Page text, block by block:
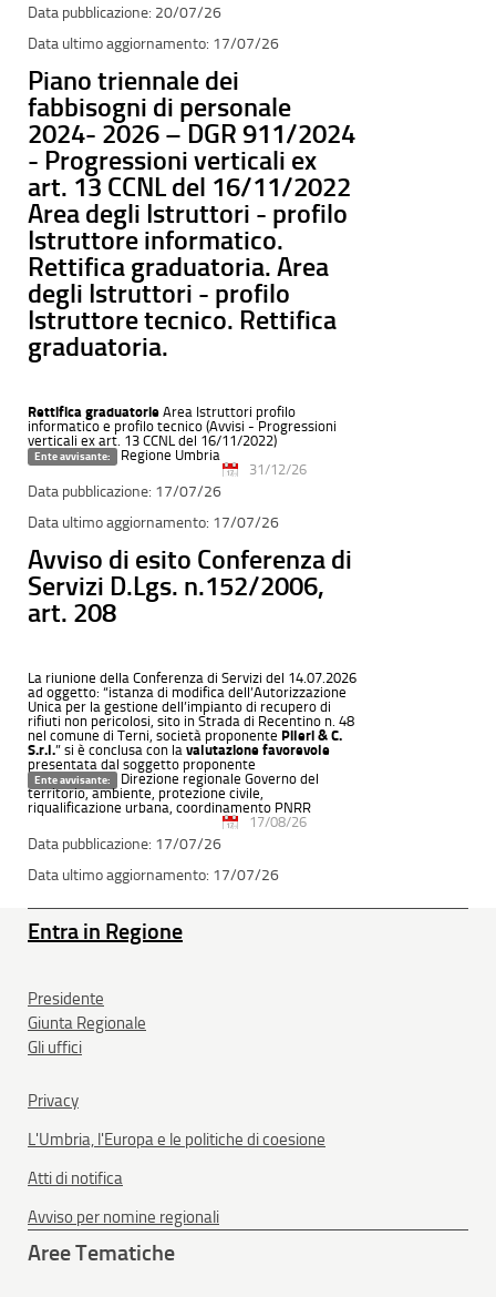
20/07/26
17/07/26
Piano triennale dei
fabbisogni di personale
2024- 2026 – DGR 911/2024
- Progressioni verticali ex
art. 13 CCNL del 16/11/2022
Area degli Istruttori - profilo
Istruttore informatico.
Rettifica graduatoria. Area
degli Istruttori - profilo
Istruttore tecnico. Rettifica
graduatoria.
Rettifica graduatorie Area Istruttori profilo
informatico e profilo tecnico (Avvisi - Progressioni
verticali ex art. 13 CCNL del 16/11/2022)
Ente avvisante: Regione Umbria
17/07/26
31/12/26
17/07/26
Avviso di esito Conferenza di
Servizi D.Lgs. n.152/2006,
art. 208
La riunione della Conferenza di Servizi del 14.07.2026
ad oggetto: “istanza di modifica dell’Autorizzazione
Unica per la gestione dell’impianto di recupero di
rifiuti non pericolosi, sito in Strada di Recentino n. 48
nel comune di Terni, società proponente Pileri & C.
S.r.l.” si è conclusa con la valutazione favorevole
presentata dal soggetto proponente
Ente avvisante: Direzione regionale Governo del
territorio, ambiente, protezione civile,
riqualificazione urbana, coordinamento PNRR
17/07/26
17/08/26
17/07/26
Entra in Regione
Presidente
Giunta Regionale
Gli uffici
Privacy
L'Umbria, l'Europa e le politiche di coesione
Atti di notifica
Avviso per nomine regionali
Aree Tematiche